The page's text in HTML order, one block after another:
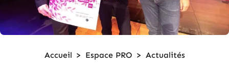
Accueil > Espace PRO > Actualités